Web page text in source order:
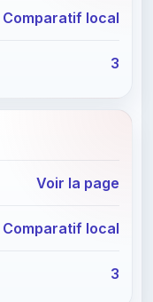
Comparatif local
3
Voir la page
Comparatif local
3